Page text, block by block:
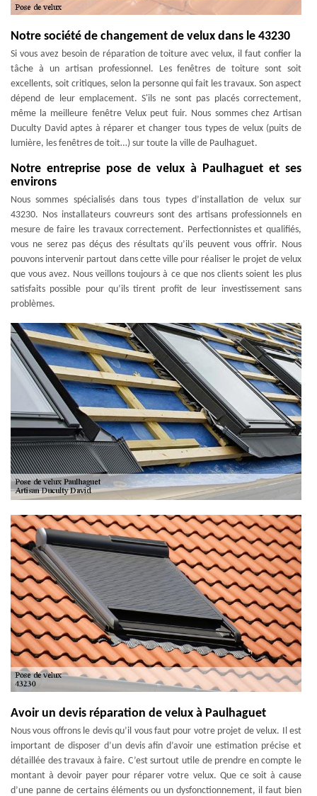
Notre société de changement de velux dans le 43230
Si vous avez besoin de réparation de toiture avec velux, il faut confier la
tâche à un artisan professionnel. Les fenêtres de toiture sont soit
excellents, soit critiques, selon la personne qui fait les travaux. Son aspect
dépend de leur emplacement. S'ils ne sont pas placés correctement,
même la meilleure fenêtre Velux peut fuir. Nous sommes chez Artisan
Duculty David aptes à réparer et changer tous types de velux (puits de
lumière, les fenêtres de toit…) sur toute la ville de Paulhaguet.
Notre entreprise pose de velux à Paulhaguet et ses
environs
Nous sommes spécialisés dans tous types d’installation de velux sur
43230. Nos installateurs couvreurs sont des artisans professionnels en
mesure de faire les travaux correctement. Perfectionnistes et qualifiés,
vous ne serez pas déçus des résultats qu’ils peuvent vous offrir. Nous
pouvons intervenir partout dans cette ville pour réaliser le projet de velux
que vous avez. Nous veillons toujours à ce que nos clients soient les plus
satisfaits possible pour qu’ils tirent profit de leur investissement sans
problèmes.
Avoir un devis réparation de velux à Paulhaguet
Nous vous offrons le devis qu’il vous faut pour votre projet de velux. Il est
important de disposer d’un devis afin d’avoir une estimation précise et
détaillée des travaux à faire. C’est surtout utile de prendre en compte le
montant à devoir payer pour réparer votre velux. Que ce soit à cause
d’une panne de certains éléments ou un dysfonctionnement, il faut bien